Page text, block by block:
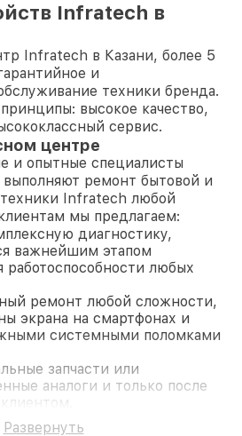
Infratech в
Infratech в Казани, более 5
и
техники бренда.
высокое качество,
сервис.
центре
и опытные специалисты
ремонт бытовой и
Infratech любой
мы предлагаем:
диагностику,
важнейшим этапом
работоспособности любых
ремонт любой сложности,
экрана на смартфонах и
системными поломками
запчасти или
аналоги и только после
клиентом.
комплектующие
Развернуть